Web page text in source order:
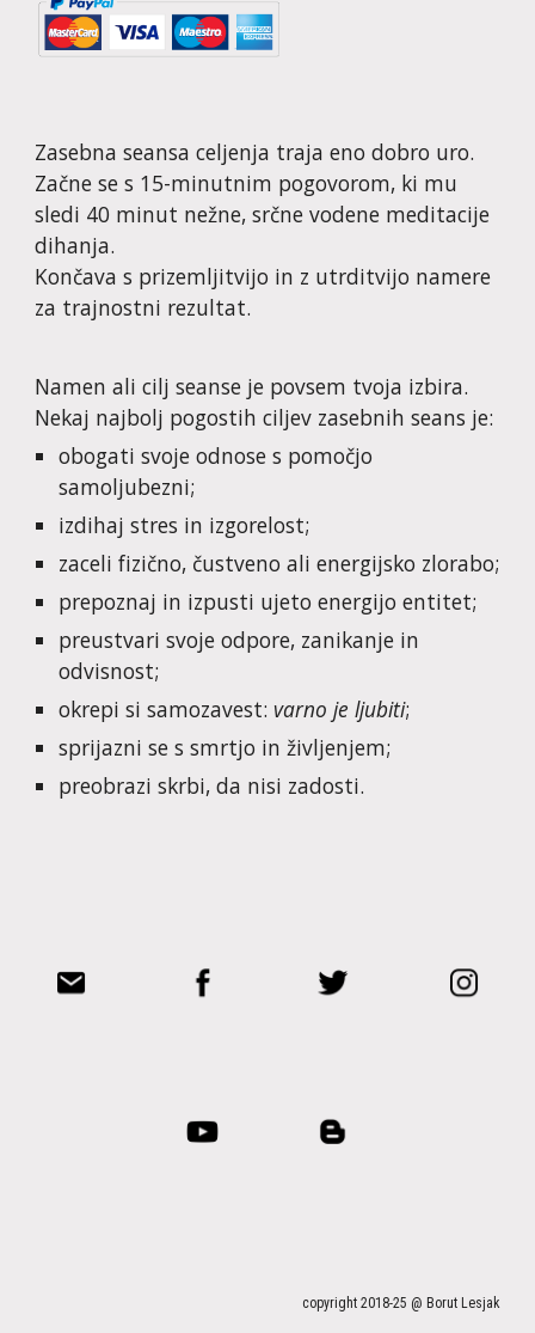
Zasebna seansa celjenja traja eno dobro uro.
Začne se s 15-minutnim pogovorom, ki mu
sledi 40 minut nežne, srčne vodene meditacije
dihanja.
Končava s prizemljitvijo in z utrditvijo namere
za trajnostni rezultat.
Namen ali cilj seanse je povsem tvoja izbira.
Nekaj najbolj pogostih ciljev zasebnih seans je:
obogati svoje odnose s pomočjo
samoljubezni;
izdihaj stres in izgorelost;
zaceli fizično, čustveno ali energijsko zlorabo;
prepoznaj in izpusti ujeto energijo entitet;
preustvari svoje odpore, zanikanje in
odvisnost;
okrepi si samozavest:varno je ljubiti;
sprijazni se s smrtjo in življenjem;
preobrazi skrbi, da nisi zadosti.
copyright 2018-25 @ Borut Lesjak